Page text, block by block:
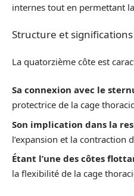
internes tout en permettant
Structure et
La quatorzième côte est
Sa connexion avec le
protectrice de la cage
Son implication dans la
l’expansion et la contraction
Étant l’une des côtes
la flexibilité de la cage